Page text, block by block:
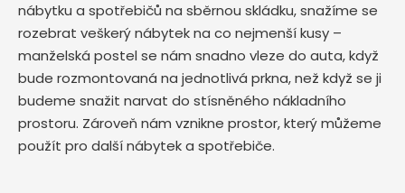
nábytku a spotřebičů na sběrnou skládku, snažíme se
rozebrat veškerý nábytek na co nejmenší kusy –
manželská postel se nám snadno vleze do auta, když
bude rozmontovaná na jednotlivá prkna, než když se ji
budeme snažit narvat do stísněného nákladního
prostoru. Zároveň nám vznikne prostor, který můžeme
použít pro další nábytek a spotřebiče.